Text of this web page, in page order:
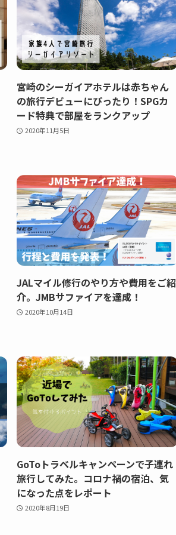
宮崎のシーガイアホテルは赤ちゃん
の旅行デビューにぴったり！SPGカ
ード特典で部屋をランクアップ
2020年11月5日
JALマイル修行のやり方や費用をご紹
介。JMBサファイアを達成！
2020年10月14日
GoToトラベルキャンペーンで子連れ
旅行してみた。コロナ禍の宿泊、気
になった点をレポート
2020年8月19日